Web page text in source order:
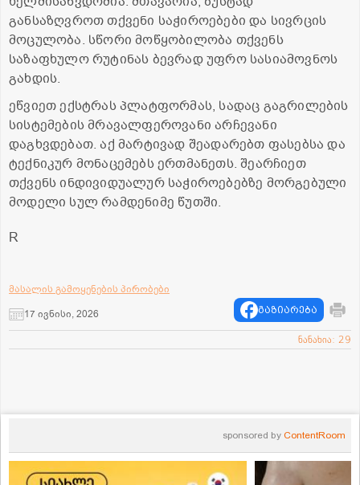
განსაზღვროთ თქვენი საჭიროებები და სივრცის
მოცულობა. სწორი მოწყობილობა თქვენს
საზაფხულო რუტინას ბევრად უფრო სასიამოვნოს
გახდის.
ეწვიეთ ექსტრას პლატფორმას, სადაც გაგრილების
სისტემების მრავალფეროვანი არჩევანი
დაგხვდებათ. აქ მარტივად შეადარებთ ფასებსა და
ტექნიკურ მონაცემებს ერთმანეთს. შეარჩიეთ
თქვენს ინდივიდუალურ საჭიროებებზე მორგებული
მოდელი სულ რამდენიმე წუთში.
R
მასალის გამოყენების პირობები
17 ივნისი, 2026
გაზიარება
ნანახია: 29
sponsored by ContentRoom